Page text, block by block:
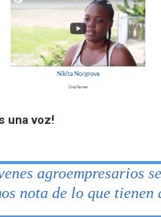
una voz!
agroempresarios
nota de lo que tienen